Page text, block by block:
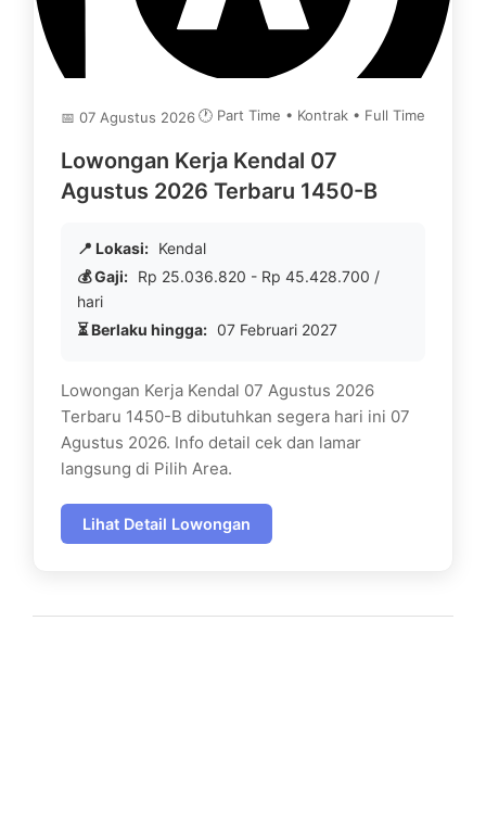
📅 07 Agustus 2026🕐 Part Time • Kontrak • Full Time
Lowongan Kerja Kendal 07
Agustus 2026 Terbaru 1450-B
📍 Lokasi: Kendal
💰 Gaji: Rp 25.036.820 - Rp 45.428.700 /
hari
⏳ Berlaku hingga: 07 Februari 2027
Lowongan Kerja Kendal 07 Agustus 2026
Terbaru 1450-B dibutuhkan segera hari ini 07
Agustus 2026. Info detail cek dan lamar
langsung di Pilih Area.
Lihat Detail Lowongan